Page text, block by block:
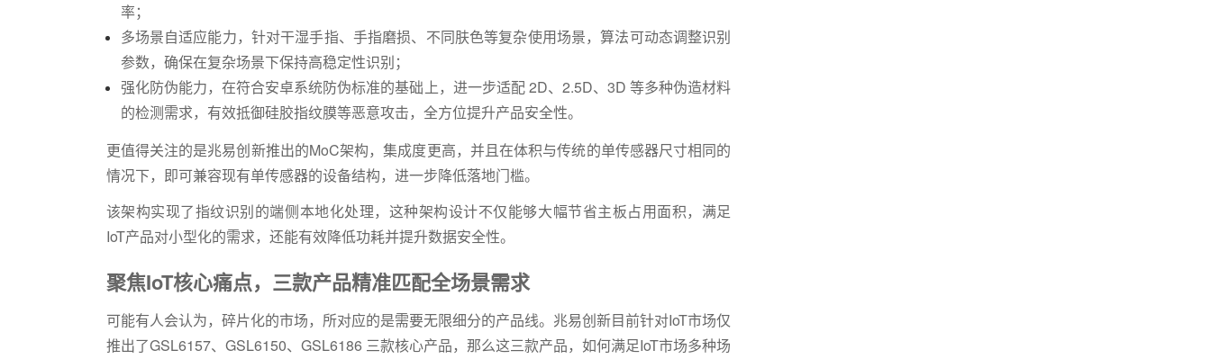
率；
多场景自适应能力，针对干湿手指、手指磨损、不同肤色等复杂使用场景，算法可动态调整识别
参数，确保在复杂场景下保持高稳定性识别；
强化防伪能力，在符合安卓系统防伪标准的基础上，进一步适配 2D、2.5D、3D 等多种伪造材料
的检测需求，有效抵御硅胶指纹膜等恶意攻击，全方位提升产品安全性。
更值得关注的是兆易创新推出的MoC架构，集成度更高，并且在体积与传统的单传感器尺寸相同的
情况下，即可兼容现有单传感器的设备结构，进一步降低落地门槛。
该架构实现了指纹识别的端侧本地化处理，这种架构设计不仅能够大幅节省主板占用面积，满足
IoT产品对小型化的需求，还能有效降低功耗并提升数据安全性。
聚焦IoT核心痛点，三款产品精准匹配全场景需求
可能有人会认为，碎片化的市场，所对应的是需要无限细分的产品线。兆易创新目前针对IoT市场仅
推出了GSL6157、GSL6150、GSL6186 三款核心产品，那么这三款产品，如何满足IoT市场多种场